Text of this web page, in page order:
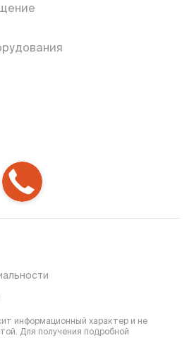
информационный характер и не
Для получения подробной